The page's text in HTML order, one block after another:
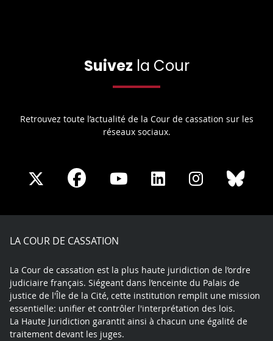
Suivez la Cour
Retrouvez toute l’actualité de la Cour de cassation sur les
réseaux sociaux.
Share
X
Share
Facebook
Share
Youtube
Share
LinkedIn
Share
Instagram
LA COUR DE CASSATION
La Cour de cassation est la plus haute juridiction de l’ordre
judiciaire français. Siégeant dans l’enceinte du Palais de
justice de l'Île de la Cité, cette institution remplit une mission
essentielle: unifier et contrôler l'interprétation des lois.
La Haute Juridiction garantit ainsi à chacun une égalité de
traitement devant les juges.